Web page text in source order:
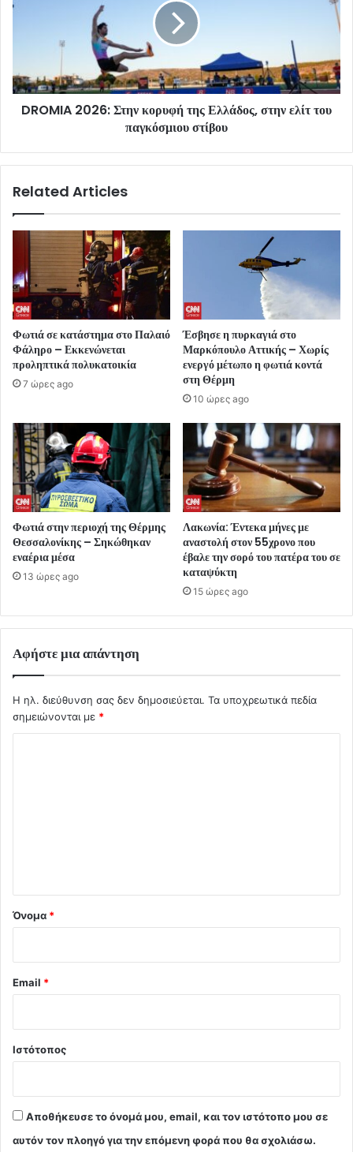
DROMIA 2026: Στην κορυφή της Ελλάδος, στην ελίτ του
παγκόσμιου στίβου
Related Articles
Φωτιά σε κατάστημα στο Παλαιό
Φάληρο – Εκκενώνεται
προληπτικά πολυκατοικία
7 ώρες ago
Έσβησε η πυρκαγιά στο
Μαρκόπουλο Αττικής – Χωρίς
ενεργό μέτωπο η φωτιά κοντά
στη Θέρμη
10 ώρες ago
Φωτιά στην περιοχή της Θέρμης
Θεσσαλονίκης – Σηκώθηκαν
εναέρια μέσα
13 ώρες ago
Λακωνία: Έντεκα μήνες με
αναστολή στον 55χρονο που
έβαλε την σορό του πατέρα του σε
καταψύκτη
15 ώρες ago
Αφήστε μια απάντηση
Η ηλ. διεύθυνση σας δεν δημοσιεύεται. Τα υποχρεωτικά πεδία
σημειώνονται με *
Όνομα *
Email *
Ιστότοπος
Αποθήκευσε το όνομά μου, email, και τον ιστότοπο μου σε
αυτόν τον πλοηγό για την επόμενη φορά που θα σχολιάσω.